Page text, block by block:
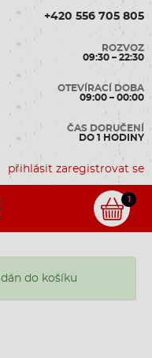
+420 556 705 805
ROZVOZ
09:30 – 22:30
OTEVÍRACÍ DOBA
09:00 – 00:00
ČAS DORUČENÍ
DO 1 HODINY
přihlásit zaregistrovat se
1
do košíku